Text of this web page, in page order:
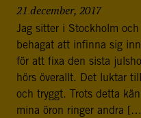
FBA arbetar med
utvecklingssamarbete.
utbildning, forskning
freds- och
postkonfliktländer. Vi
och expertis till freds-
leds av EU, FN och
21 december, 2017
Jag sitter i Stockholm
behagat att infinna sig
för att fixa den sista
hörs överallt. Det luktar
och tryggt. Trots detta
mina öron ringer andra […]